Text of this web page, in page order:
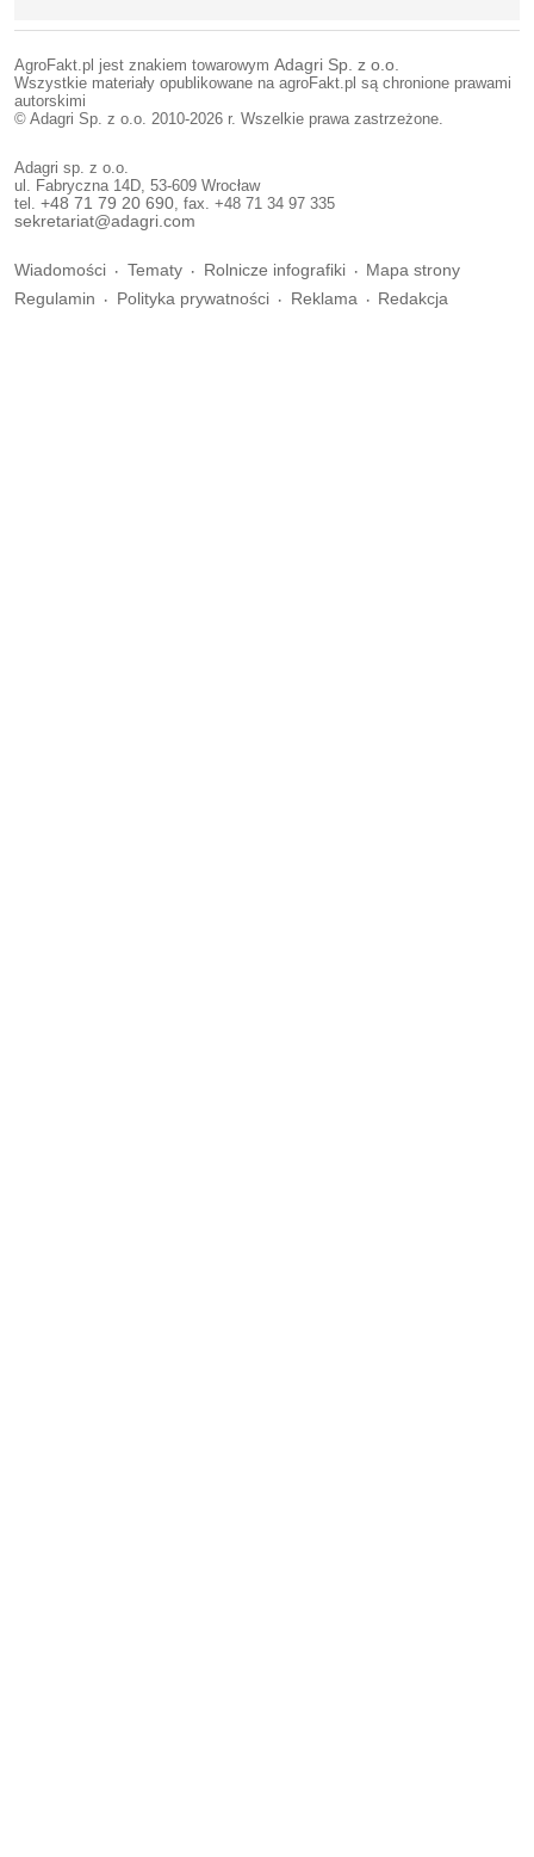
AgroFakt.pl jest znakiem towarowym Adagri Sp. z o.o.
Wszystkie materiały opublikowane na agroFakt.pl są chronione prawami
autorskimi
© Adagri Sp. z o.o. 2010-2026 r. Wszelkie prawa zastrzeżone.
Adagri sp. z o.o.
ul. Fabryczna 14D, 53-609 Wrocław
tel. +48 71 79 20 690 , fax. +48 71 34 97 335
sekretariat@adagri.com
Wiadomości Tematy Rolnicze infografiki
Mapa strony
Regulamin
Polityka prywatności Reklama Redakcja